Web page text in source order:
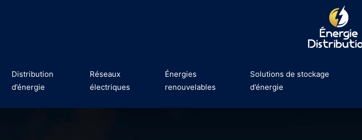
Distribution
d’énergie
Réseaux
électriques
Énergies
renouvelables
Solutions de stockage
d’énergie